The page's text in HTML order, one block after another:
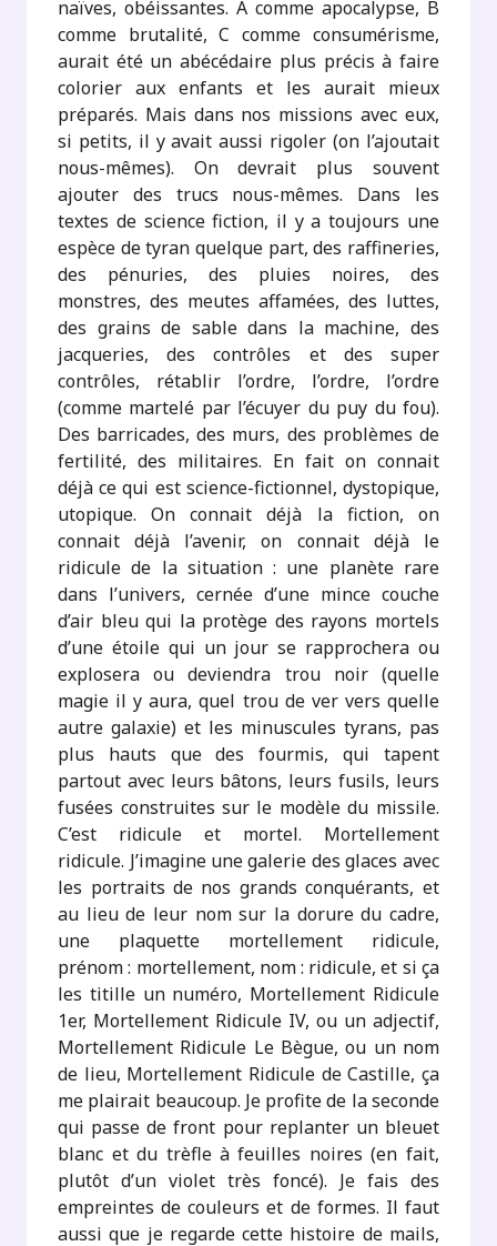
naïves, obéissantes. A comme apocalypse, B
comme brutalité, C comme consumérisme,
aurait été un abécédaire plus précis à faire
colorier aux enfants et les aurait mieux
préparés. Mais dans nos missions avec eux,
si petits, il y avait aussi rigoler (on l’ajoutait
nous-mêmes). On devrait plus souvent
ajouter des trucs nous-mêmes. Dans les
textes de science fiction, il y a toujours une
espèce de tyran quelque part, des raffineries,
des pénuries, des pluies noires, des
monstres, des meutes affamées, des luttes,
des grains de sable dans la machine, des
jacqueries, des contrôles et des super
contrôles, rétablir l’ordre, l’ordre, l’ordre
(comme martelé par l’écuyer du puy du fou).
Des barricades, des murs, des problèmes de
fertilité, des militaires. En fait on connait
déjà ce qui est science-fictionnel, dystopique,
utopique. On connait déjà la fiction, on
connait déjà l’avenir, on connait déjà le
ridicule de la situation : une planète rare
dans l’univers, cernée d’une mince couche
d’air bleu qui la protège des rayons mortels
d’une étoile qui un jour se rapprochera ou
explosera ou deviendra trou noir (quelle
magie il y aura, quel trou de ver vers quelle
autre galaxie) et les minuscules tyrans, pas
plus hauts que des fourmis, qui tapent
partout avec leurs bâtons, leurs fusils, leurs
fusées construites sur le modèle du missile.
C’est ridicule et mortel. Mortellement
ridicule. J’imagine une galerie des glaces avec
les portraits de nos grands conquérants, et
au lieu de leur nom sur la dorure du cadre,
une plaquette mortellement ridicule,
prénom : mortellement, nom : ridicule, et si ça
les titille un numéro, Mortellement Ridicule
1er, Mortellement Ridicule IV, ou un adjectif,
Mortellement Ridicule Le Bègue, ou un nom
de lieu, Mortellement Ridicule de Castille, ça
me plairait beaucoup. Je profite de la seconde
qui passe de front pour replanter un bleuet
blanc et du trèfle à feuilles noires (en fait,
plutôt d’un violet très foncé). Je fais des
empreintes de couleurs et de formes. Il faut
aussi que je regarde cette histoire de mails,